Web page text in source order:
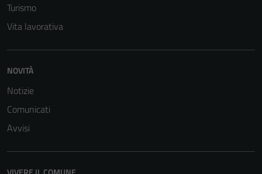
Turismo
Vita lavorativa
NOVITÀ
Notizie
Comunicati
Avvisi